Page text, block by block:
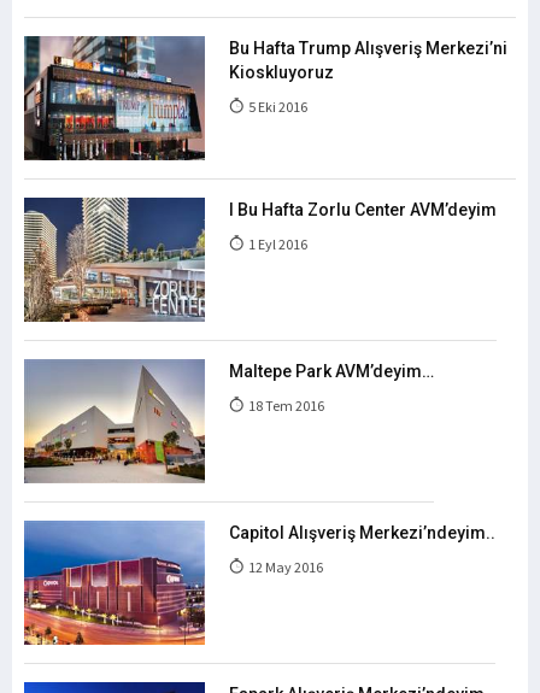
Bu Hafta Trump Alışveriş Merkezi’ni
Kioskluyoruz
5 Eki 2016
I Bu Hafta Zorlu Center AVM’deyim
1 Eyl 2016
Maltepe Park AVM’deyim…
18 Tem 2016
Capitol Alışveriş Merkezi’ndeyim..
12 May 2016